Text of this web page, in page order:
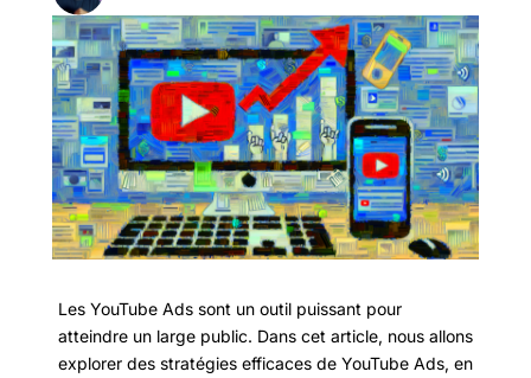
Les YouTube Ads sont un outil puissant pour
atteindre un large public. Dans cet article, nous allons
explorer des stratégies efficaces de YouTube Ads, en